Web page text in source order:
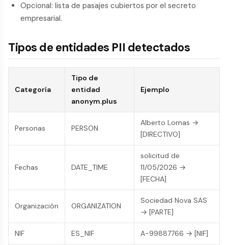
Opcional: lista de pasajes cubiertos por el secreto
empresarial.
Tipos de entidades PII detectados
Categoría
Tipo de
entidad
anonym.plus
Ejemplo
Personas PERSON
Alberto Lomas →
[DIRECTIVO]
Fechas DATE_TIME
solicitud de
11/05/2026 →
[FECHA]
Organización ORGANIZATION
Sociedad Nova SAS
→ [PARTE]
NIF ES_NIF A-99887766 → [NIF]